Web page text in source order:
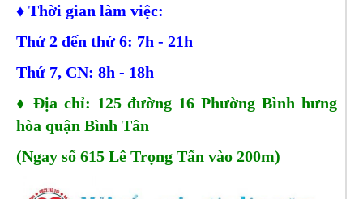
♦ Thời gian làm việc:
Thứ 2 đến thứ 6: 7h - 21h
Thứ 7, CN: 8h - 18h
♦ Địa chỉ: 125 đường 16 Phường Bình hưng
hòa quận Bình Tân
(Ngay số 615 Lê Trọng Tấn vào 200m)